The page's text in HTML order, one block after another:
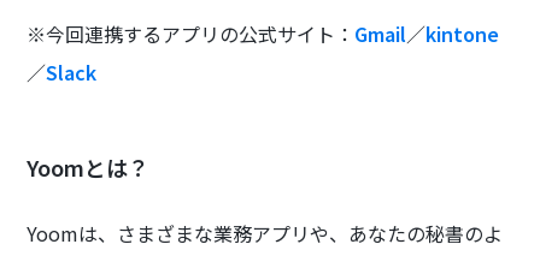
※今回連携するアプリの公式サイト： Gmail／kintone
／Slack
Yoomとは？
Yoomは、さまざまな業務アプリや、あなたの秘書のよ